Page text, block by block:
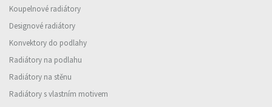
Koupelnové radiátory
Designové radiátory
Konvektory do podlahy
Radiátory na podlahu
Radiátory na stěnu
Radiátory s vlastním motivem